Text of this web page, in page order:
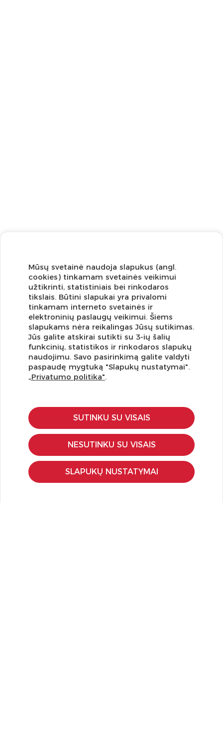
Užsisakykite naujienlaiškį ir pirmi gaukite geriausius
pasiūlymus!
KLIENTŲ APTARNAVIMAS
Pirkimo – pardavimo taisyklės
Pristatymas ir grąžinimas
Apmokėjimo būdai
Kokybės ir saugumo standartai
Privatumo taisyklės
Mūsų svetainė naudoja slapukus (angl.
cookies) tinkamam svetainės veikimui
užtikrinti, statistiniais bei rinkodaros
tikslais. Būtini slapukai yra privalomi
tinkamam interneto svetainės ir
elektroninių paslaugų veikimui. Šiems
slapukams nėra reikalingas Jūsų sutikimas.
Jūs galite atskirai sutikti su 3-ių šalių
funkcinių, statistikos ir rinkodaros slapukų
naudojimu. Savo pasirinkimą galite valdyti
paspaudę mygtuką "Slapukų nustatymai".
„Privatumo politika".
SUTINKU SU VISAIS
NESUTINKU SU VISAIS
SLAPUKŲ NUSTATYMAI